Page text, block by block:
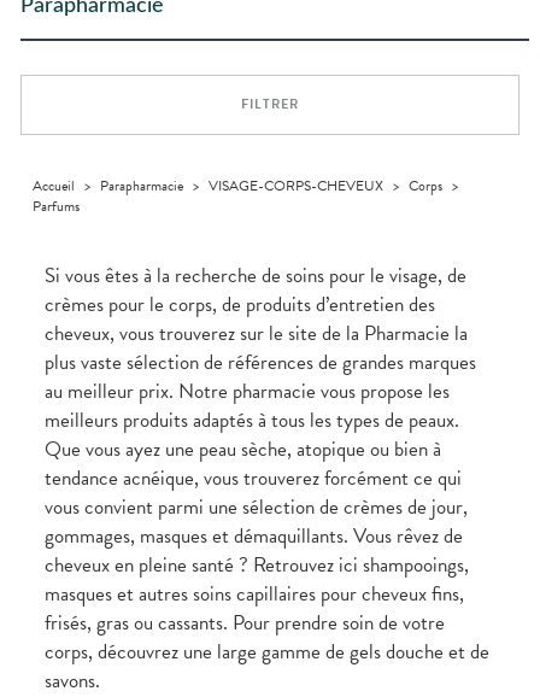
pharmacie
alimentaires
Dispositifs
CHEVEUX
Cheveux
Corps
Solaire
Troubles
urinaires
Trousse à
MINCEUR-
Etendre
Douleurs
Douleurs
musculaires
NUTRITION
Etendre
Etendre
Irritations
OREILLES
Maux
de gorge
Rhumes
- état
grippaux
Soins
des
oreilles
Toux
grasses
Toux
sèches
SANTÉ-
NUTRITION
Etendre
Boissons et
Aliments
Compléments
alimentaires
SOINS
DENTAIRES
Etendre
Soins
dentaires
Bains de
bouche
Gencives
Hygiène
bucco-
dentaire
TROUBLES DE
LA
CIRCULATION
Etendre
Jambes
lourdes
UTILES
PHARMACIES
DISPOSITIFS
APPLICATION
D’ORDONNANCE
Parapharmacie
FILTRER
Accueil > Parapharmacie > VISAGE-CORPS-CHEVEUX > Corps >
Parfums
Si vous êtes à la recherche de soins pour le visage, de
crèmes pour le corps, de produits d’entretien des
cheveux, vous trouverez sur le site de la Pharmacie la
plus vaste sélection de références de grandes marques
au meilleur prix. Notre pharmacie vous propose les
meilleurs produits adaptés à tous les types de peaux.
Que vous ayez une peau sèche, atopique ou bien à
tendance acnéique, vous trouverez forcément ce qui
vous convient parmi une sélection de crèmes de jour,
gommages, masques et démaquillants. Vous rêvez de
cheveux en pleine santé ? Retrouvez ici shampooings,
masques et autres soins capillaires pour cheveux fins,
frisés, gras ou cassants. Pour prendre soin de votre
corps, découvrez une large gamme de gels douche et de
savons.